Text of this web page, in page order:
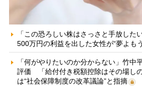
「この恐ろしい株はさっさと手放し
500万円の利益を出した女性が“夢よも
「何がやりたいのか分からない」竹中
評価 「給付付き税額控除はその場し
は“社会保障制度の改革議論”と指摘